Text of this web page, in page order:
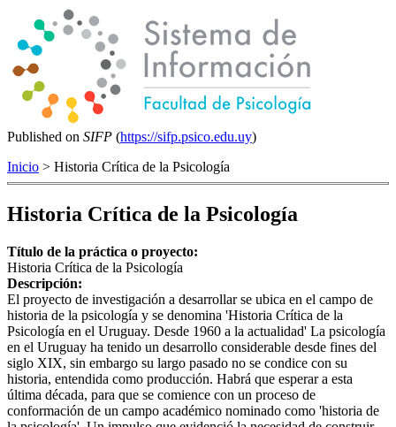
Published on SIFP (https://sifp.psico.edu.uy)
Inicio > Historia Crítica de la Psicología
Historia Crítica de la Psicología
Título de la práctica o proyecto:
Historia Crítica de la Psicología
Descripción:
El proyecto de investigación a desarrollar se ubica en el campo de
historia de la psicología y se denomina 'Historia Crítica de la
Psicología en el Uruguay. Desde 1960 a la actualidad' La psicología
en el Uruguay ha tenido un desarrollo considerable desde fines del
siglo XIX, sin embargo su largo pasado no se condice con su
historia, entendida como producción. Habrá que esperar a esta
última década, para que se comience con un proceso de
conformación de un campo académico nominado como 'historia de